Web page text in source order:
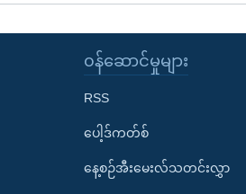
၀န်ဆောင်မှုများ
RSS
ပေါ့ဒ်ကတ်စ်
နေ့စဉ်အီးမေးလ်သတင်းလွှာ